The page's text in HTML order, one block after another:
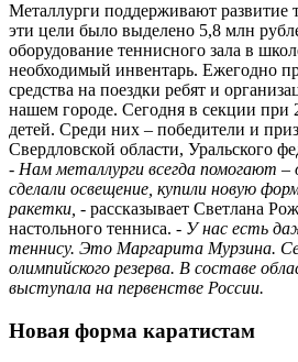
Металлурги поддерживают развитие
эти цели было выделено 5,8 млн
оборудование теннисного зала в
необходимый инвентарь. Ежегодно
средства на поездки ребят и
нашем городе. Сегодня в секции при
детей. Среди них – победители и
Свердловской области, Уральского
- Нам металлурги всег­­да помогают –
сделали освещение, купили новую
ракетки, - рассказывает Светлана
настольного тенниса. - У нас есть
теннису. Это Маргарита Мурзина.
олимпийского резерва. В составе
выступала на первенстве России.
Новая форма каратистам